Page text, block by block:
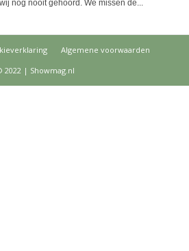
nog nooit gehoord. We missen de...
Algemene voorwaarden
2022 | Showmag.nl